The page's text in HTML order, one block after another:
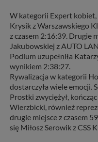
W kategorii Expert kobiet,
Krysik z Warszawskiego
z czasem 2:16:39. Drugie
Jakubowskiej z AUTO
Podium uzupełniła
wynikiem 2:38:27.
Rywalizacja w kategorii
dostarczyła wiele emocji.
Prostki zwyciężył,
Wierzbicki, również
drugie miejsce z czasem
się Miłosz Serowik z CSS